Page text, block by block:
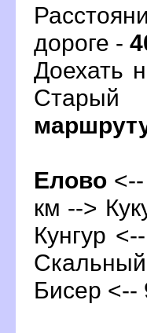
дороге -
Доехать
Старый
Елово
км -->
Кунгур
Бисер <--